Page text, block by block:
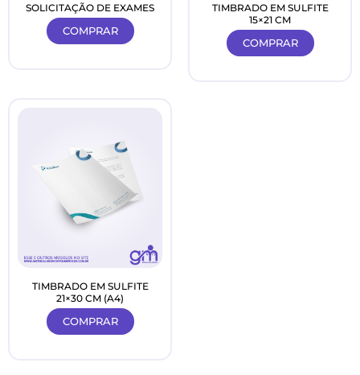
SOLICITAÇÃO DE EXAMES
COMPRAR
TIMBRADO EM SULFITE
15×21 CM
COMPRAR
TIMBRADO EM SULFITE
21×30 CM (A4)
COMPRAR